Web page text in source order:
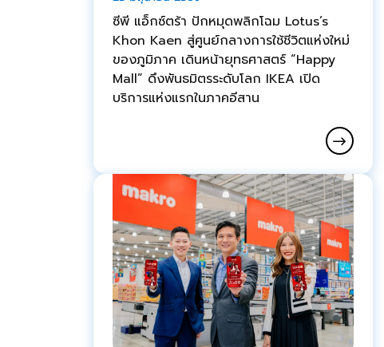
ซีพี แอ็กซ์ตร้า ปักหมุดพลิกโฉม Lotus’s
Khon Kaen สู่ศูนย์กลางการใช้ชีวิตแห่งใหม่
ของภูมิภาค เดินหน้ายุทธศาสตร์ “Happy
Mall” ดึงพันธมิตรระดับโลก IKEA เปิด
บริการแห่งแรกในภาคอีสาน